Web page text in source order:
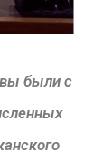
вы были с